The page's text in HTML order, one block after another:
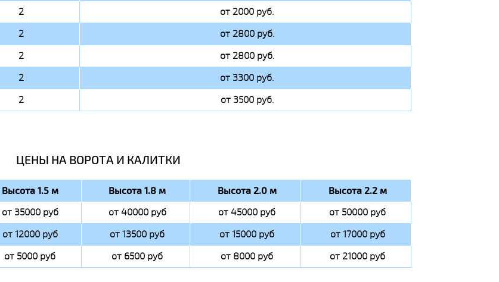
2
от 2000 руб.
2
от 2800 руб.
2
от 2800 руб.
2
от 3300 руб.
2 от 3500 руб.
ЦЕНЫ НА ВОРОТА И КАЛИТКИ
Высота 1.5 м Высота 1.8 м Высота 2.0 м Высота 2.2 м
от 35000 руб от 40000 руб от 45000 руб
от 50000 руб
от 12000 руб от 13500 руб от 15000 руб
от 17000 руб
от 5000 руб от 6500 руб от 8000 руб от 21000 руб